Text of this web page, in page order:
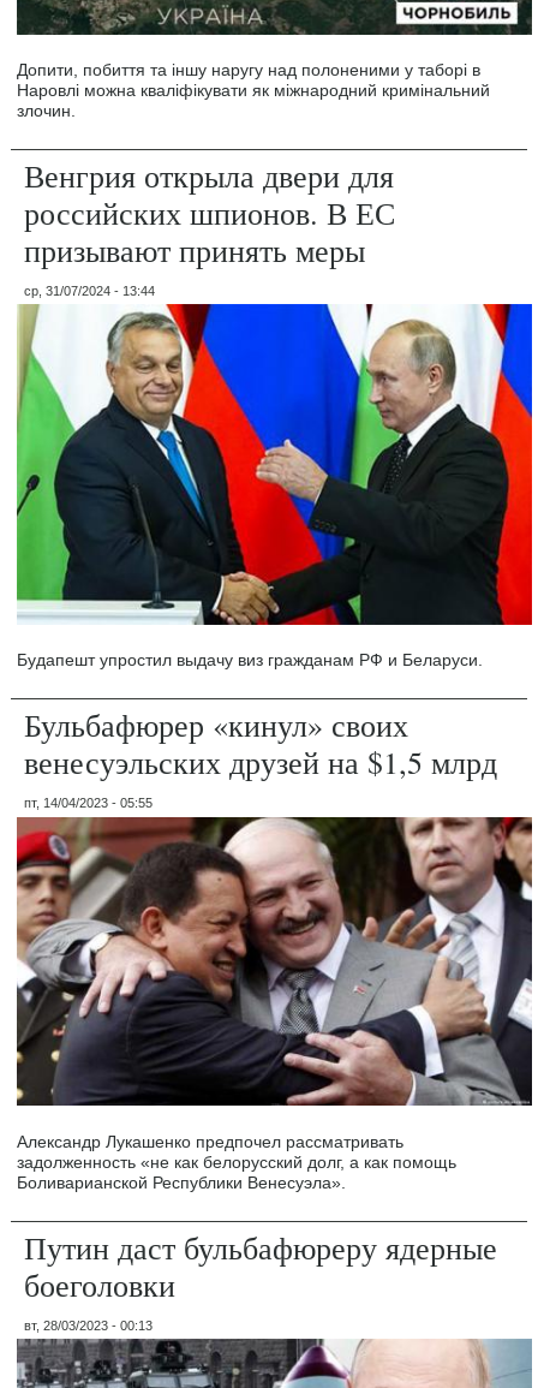
Допити, побиття та іншу наругу над полоненими у таборі в
Наровлі можна кваліфікувати як міжнародний кримінальний
злочин.
Венгрия открыла двери для
российских шпионов. В ЕС
призывают принять меры
ср, 31/07/2024 - 13:44
Будапешт упростил выдачу виз гражданам РФ и Беларуси.
Бульбафюрер «кинул» своих
венесуэльских друзей на $1,5 млрд
пт, 14/04/2023 - 05:55
Александр Лукашенко предпочел рассматривать
задолженность «не как белорусский долг, а как помощь
Боливарианской Республики Венесуэла».
Путин даст бульбафюреру ядерные
боеголовки
вт, 28/03/2023 - 00:13